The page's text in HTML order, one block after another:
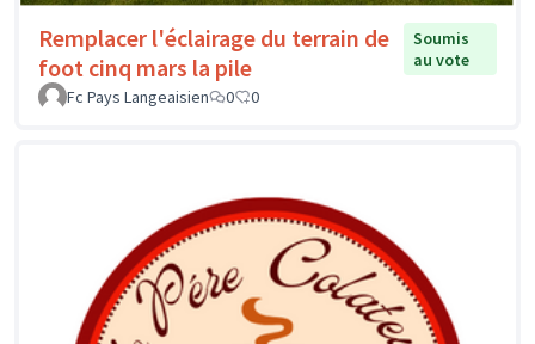
Remplacer l'éclairage du terrain de
foot cinq mars la pile
Soumis
au vote
Fc Pays Langeaisien
0 0